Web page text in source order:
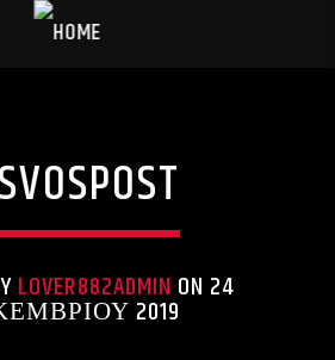
LOVER882ADMIN ON 24
2019